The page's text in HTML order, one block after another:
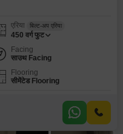
एरिया बिल्ट-अप एरिया
450 वर्ग फुट
Facing
साउथ Facing
Flooring
सीमेंटेड Flooring